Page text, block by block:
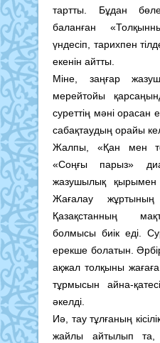
тартты. Бұдан
баланған
үндесіп, тарихпен
екенін айтты.
Міне, заңғар
мерейтойы
суреттің мәні орасан
сабақтаудың орайы
Жалпы, «Қан мен
«Соңғы парыз»
жазушылық қырымен
Жағалау
Қазақстанның
болмысы биік еді.
ерекше болатын.
ақжал толқыны
тұрмысын айна-
әкелді.
Иә, тау тұлғаның
жайлы айтылып